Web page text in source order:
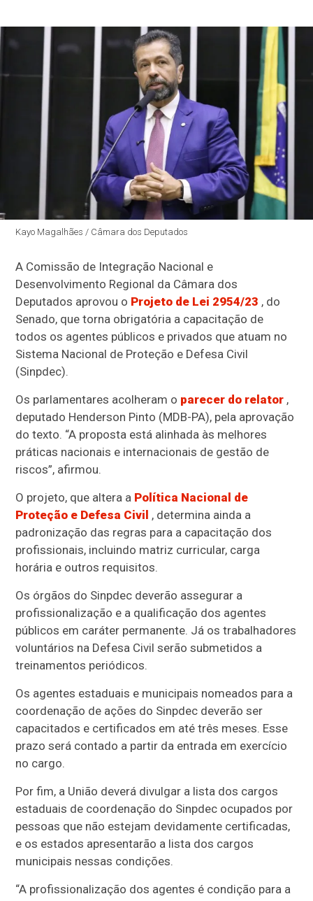
Kayo Magalhães / Câmara dos Deputados
A Comissão de Integração Nacional e
Desenvolvimento Regional da Câmara dos
Deputados aprovou o Projeto de Lei 2954/23 , do
Senado, que torna obrigatória a capacitação de
todos os agentes públicos e privados que atuam no
Sistema Nacional de Proteção e Defesa Civil
(Sinpdec).
Os parlamentares acolheram o parecer do relator ,
deputado Henderson Pinto (MDB-PA), pela aprovação
do texto. “A proposta está alinhada às melhores
práticas nacionais e internacionais de gestão de
riscos”, afirmou.
O projeto, que altera a Política Nacional de
Proteção e Defesa Civil , determina ainda a
padronização das regras para a capacitação dos
profissionais, incluindo matriz curricular, carga
horária e outros requisitos.
Os órgãos do Sinpdec deverão assegurar a
profissionalização e a qualificação dos agentes
públicos em caráter permanente. Já os trabalhadores
voluntários na Defesa Civil serão submetidos a
treinamentos periódicos.
Os agentes estaduais e municipais nomeados para a
coordenação de ações do Sinpdec deverão ser
capacitados e certificados em até três meses. Esse
prazo será contado a partir da entrada em exercício
no cargo.
Por fim, a União deverá divulgar a lista dos cargos
estaduais de coordenação do Sinpdec ocupados por
pessoas que não estejam devidamente certificadas,
e os estados apresentarão a lista dos cargos
municipais nessas condições.
“A profissionalização dos agentes é condição para a